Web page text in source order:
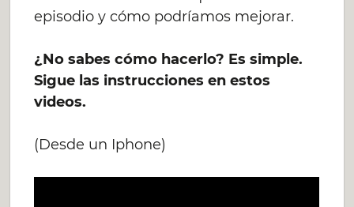
episodio y cómo podríamos mejorar.
¿No sabes cómo hacerlo? Es simple.
Sigue las instrucciones en estos
videos.
(Desde un Iphone)